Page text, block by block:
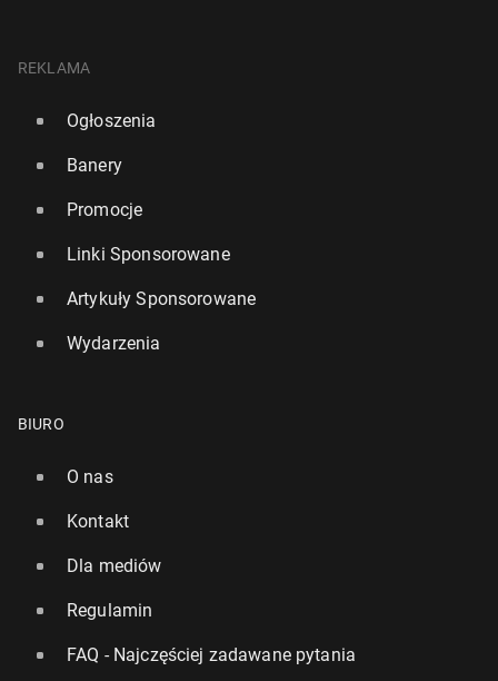
REKLAMA
Ogłoszenia
Banery
Promocje
Linki Sponsorowane
Artykuły Sponsorowane
Wydarzenia
BIURO
O nas
Kontakt
Dla mediów
Regulamin
FAQ - Najczęściej zadawane pytania